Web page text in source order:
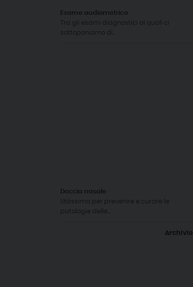
Esame audiometrico
Tra gli esami diagnostici ai quali ci
sottoponiamo di...
Doccia nasale
Utilissima per prevenire e curare le
patologie delle...
Archivio